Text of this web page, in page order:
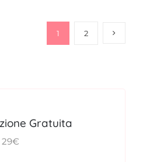
1 2
Gratuita
29€